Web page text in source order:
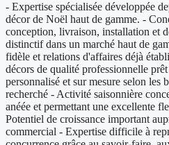
- Expertise spécialisée développée
décor de Noël haut de gamme. -
conception, livraison, installation et
distinctif dans un marché haut de
fidèle et relations d'affaires déjà
décors de qualité professionnelle
personnalisé et sur mesure selon les
recherché - Activité saisonnière
anéée et permettant une excellente
Potentiel de croissance important
commercial - Expertise difficile à